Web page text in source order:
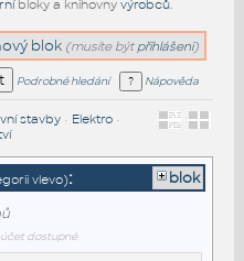
bloky a knihovny výrobců.
blok (musíte být přihlášeni)
Podrobné hledání Nápověda
stavby• Elektro•
vlevo): blok
dostupné